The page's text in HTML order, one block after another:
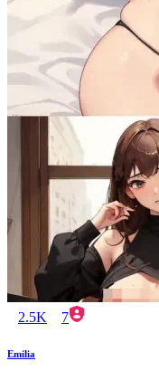
2.5K 7
Emilia